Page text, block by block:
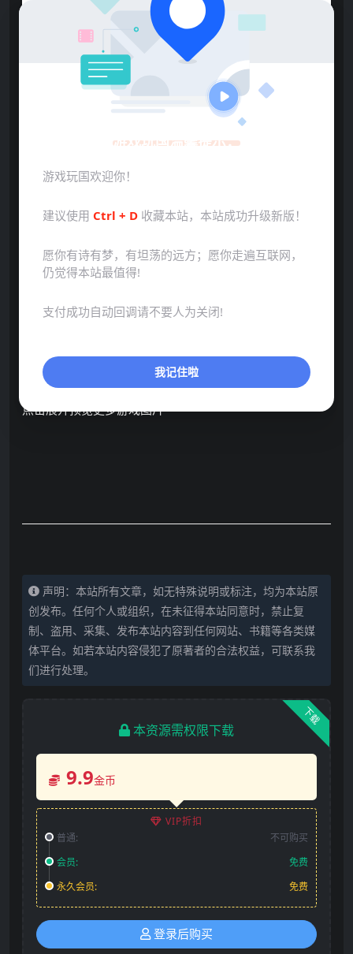
点击展开预览更多游戏图片
声明：本站所有文章，如无特殊说明或标注，均为本站原
创发布。任何个人或组织，在未征得本站同意时，禁止复
制、盗用、采集、发布本站内容到任何网站、书籍等各类媒
体平台。如若本站内容侵犯了原著者的合法权益，可联系我
们进行处理。
下载
本资源需权限下载
9.9金币
VIP折扣
普通:
不可购买
会员:
免费
永久会员:
免费
登录后购买
游戏玩国温馨提示：
游戏玩国欢迎你！
建议使用 Ctrl + D 收藏本站，本站成功升级新版！
愿你有诗有梦，有坦荡的远方；愿你走遍互联网，
仍觉得本站最值得!
支付成功自动回调请不要人为关闭!
我记住啦